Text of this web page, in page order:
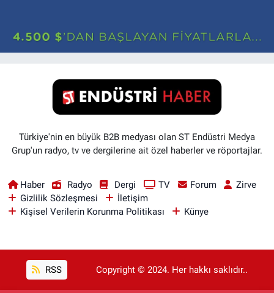
Türkiye'nin en büyük B2B medyası olan ST Endüstri Medya
Grup'un radyo, tv ve dergilerine ait özel haberler ve röportajlar.
Haber Radyo Dergi TV Forum
Zirve
Gizlilik Sözleşmesi
İletişim
Kişisel Verilerin Korunma Politikası
Künye
RSS Copyright © 2024. Her hakkı saklıdır..